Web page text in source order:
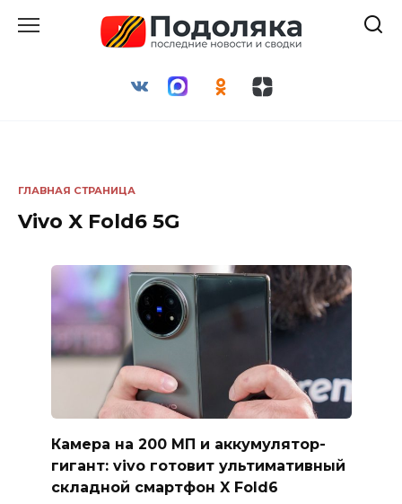
ГЛАВНАЯ СТРАНИЦА
Vivo X Fold6 5G
Камера на 200 МП и аккумулятор-
гигант: vivo готовит ультимативный
складной смартфон X Fold6